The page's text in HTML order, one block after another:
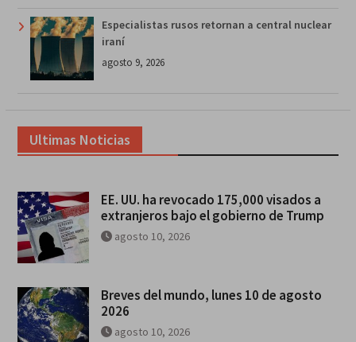
Especialistas rusos retornan a central nuclear
iraní
agosto 9, 2026
Ultimas Noticias
EE. UU. ha revocado 175,000 visados a
extranjeros bajo el gobierno de Trump
agosto 10, 2026
Breves del mundo, lunes 10 de agosto
2026
agosto 10, 2026